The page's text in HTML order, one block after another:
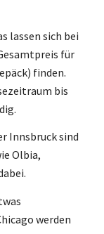
lassen sich bei
für
finden.
bis
Innsbruck sind
Olbia,
werden